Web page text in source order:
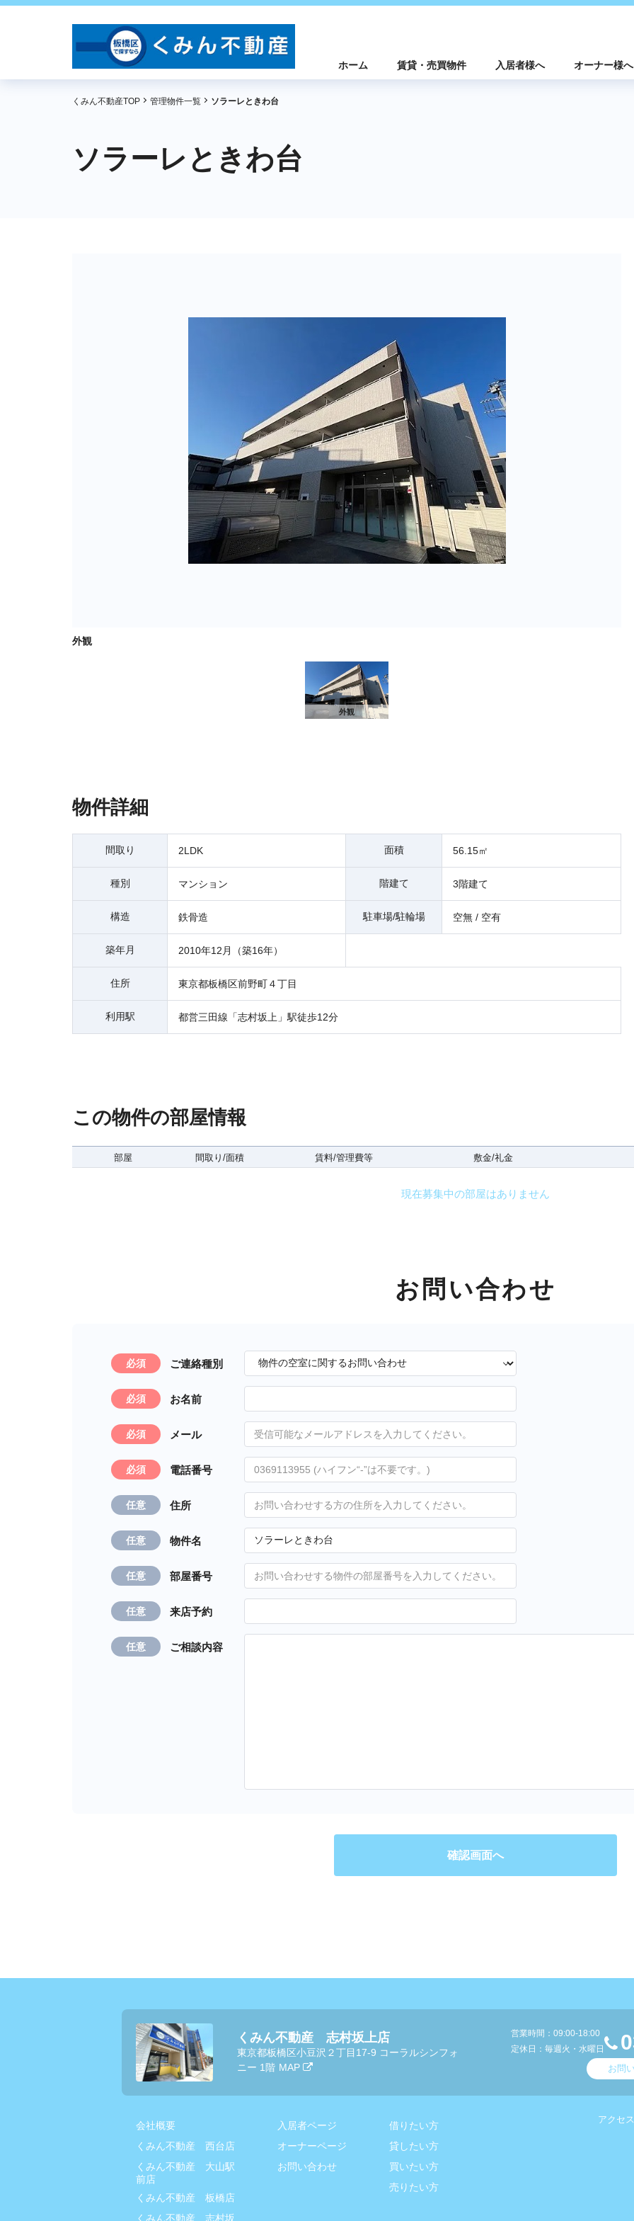
ホーム 賃貸・売買物件 入居者様へ オーナー様へ
くみん不動産TOP 管理物件一覧 ソラーレときわ台
ソラーレときわ台
外観
外観
物件詳細
間取り 2LDK 面積 56.15㎡
種別 マンション 階建て 3階建て
構造 鉄骨造 駐車場/駐輪場 空無 / 空有
築年月 2010年12月（築16年）
住所 東京都板橋区前野町４丁目
利用駅 都営三田線「志村坂上」駅徒歩12分
この物件の部屋情報
部屋 間取り/面積 賃料/管理費等 敷金/礼金
現在募集中の部屋はありません
お問い合わせ
必須 ご連絡種別
必須 お名前
必須 メール
必須 電話番号
任意 住所
任意 物件名
任意 部屋番号
任意 来店予約
任意 ご相談内容
くみん不動産 志村坂上店
東京都板橋区小豆沢２丁目17-9 コーラルシンフォ
ニー 1階 MAP
営業時間：09:00-18:00
定休日：毎週火・水曜日
お問
会社概要
くみん不動産 西台店
くみん不動産 大山駅
前店
くみん不動産 板橋店
くみん不動産 志村坂
入居者ページ
オーナーページ
お問い合わせ
借りたい方
貸したい方
買いたい方
売りたい方
アクセ